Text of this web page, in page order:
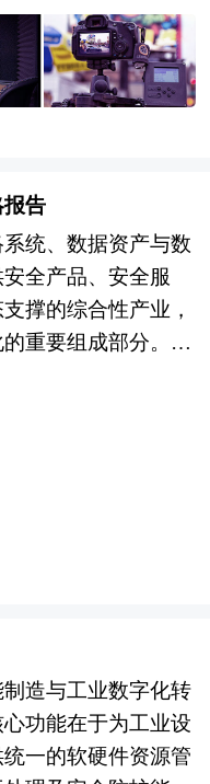
或技术应用层面实
升后通过并购、上
取长期高额回报。
书销售低毛利、同
线下融合
。 与传统依赖价格
风险投资青睐的标
高复购率的会员体
术驱动的运营效率
持，更会输出品牌
化方案及后续融资
“运营阅读生态”的
业发展初期投入
，通过市场退出机
化为资金形态，以
全球风险资本市场
等新兴热点地区的
国的风险投资起步
大潮中，中国的风
。随着中国经济持
逐步完善，中国的
报告
统、数据资产与数
全产品、安全服
撑的综合性产业，
重要组成部分。行
领域（云安全、数
网安全、AI安
险评估、应急响
安全芯片、威胁情
济的"安全
仅承担着防御网
、智能对抗、生态
略基石。在数字化
监管趋严与地缘安
被动合规向主动防
造与工业数字化转
功能在于为工业设
一的软硬件资源管